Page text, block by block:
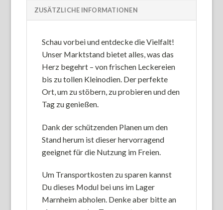
ZUSÄTZLICHE INFORMATIONEN
Schau vorbei und entdecke die Vielfalt!
Unser Marktstand bietet alles, was das
Herz begehrt – von frischen Leckereien
bis zu tollen Kleinodien. Der perfekte
Ort, um zu stöbern, zu probieren und den
Tag zu genießen.
Dank der schützenden Planen um den
Stand herum ist dieser hervorragend
geeignet für die Nutzung im Freien.
Um Transportkosten zu sparen kannst
Du dieses Modul bei uns im Lager
Marnheim abholen. Denke aber bitte an